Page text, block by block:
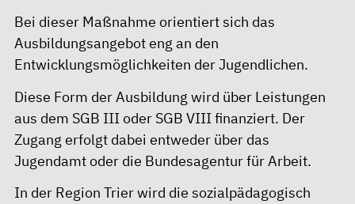
Bei dieser Maßnahme orientiert sich das
Ausbildungsangebot eng an den
Entwicklungsmöglichkeiten der Jugendlichen.
Diese Form der Ausbildung wird über Leistungen
aus dem SGB III oder SGB VIII finanziert. Der
Zugang erfolgt dabei entweder über das
Jugendamt oder die Bundesagentur für Arbeit.
In der Region Trier wird die sozialpädagogisch